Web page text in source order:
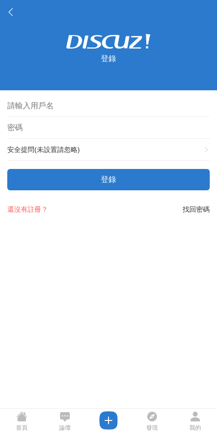
登錄
安全提問(未設置請忽略)
登錄
找回密碼
還沒有註冊？
首頁 論壇 發現 我的